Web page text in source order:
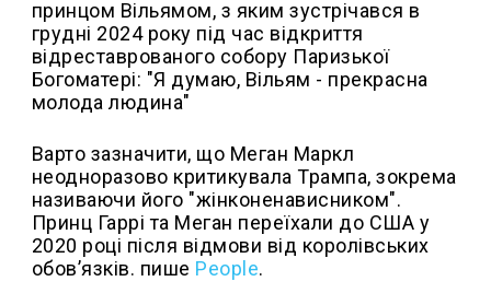
принцом Вільямом, з яким зустрічався в
грудні 2024 року під час відкриття
відреставрованого собору Паризької
Богоматері: "Я думаю, Вільям - прекрасна
молода людина"
Варто зазначити, що Меган Маркл
неодноразово критикувала Трампа, зокрема
називаючи його "жінконенависником".
Принц Гаррі та Меган переїхали до США у
2020 році після відмови від королівських
обов’язків. пише People.